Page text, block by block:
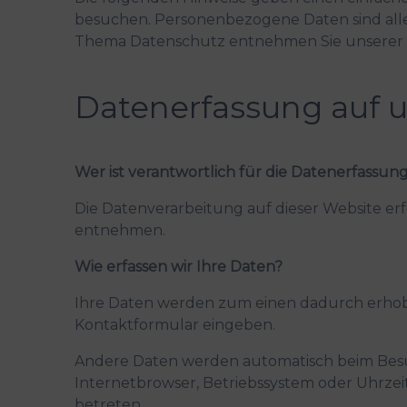
besuchen. Personenbezogene Daten sind
Thema Datenschutz entnehmen Sie
Datenerfassung auf
Wer ist verantwortlich für die
Die Datenverarbeitung auf dieser Website
entnehmen.
Wie erfassen wir Ihre Daten?
Ihre Daten werden zum einen dadurch
Kontaktformular eingeben.
Andere Daten werden automatisch beim
Internetbrowser, Betriebssystem oder